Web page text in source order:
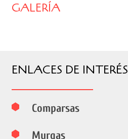
GALERÍA
ENLACES DE INTERÉS
Comparsas
Murgas